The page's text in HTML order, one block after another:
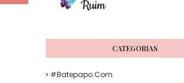
CATEGORIAS
#Batepapo.com